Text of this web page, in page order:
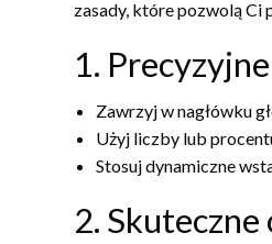
zasady, które pozwolą Ci
1.
Zawrzyj w nagłówku
Użyj liczby lub
Stosuj dynamiczne
2. Skuteczne